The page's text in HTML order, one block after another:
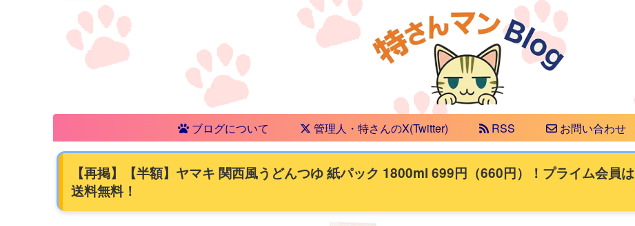
ブログについて 管理人・特さんのX(Twitter) RSS お問い合わせ
【再掲】【半額】ヤマキ 関西風うどんつゆ 紙パック 1800ml 699円（660円）！プライム会員は
送料無料！